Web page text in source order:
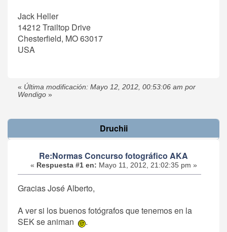
Jack Heller
14212 Trailtop Drive
Chesterfield, MO 63017
USA
« Última modificación: Mayo 12, 2012, 00:53:06 am por
Wendigo »
Druchii
Re:Normas Concurso fotográfico AKA
« Respuesta #1 en: Mayo 11, 2012, 21:02:35 pm »
Gracias José Alberto,
A ver si los buenos fotógrafos que tenemos en la
SEK se animan
.